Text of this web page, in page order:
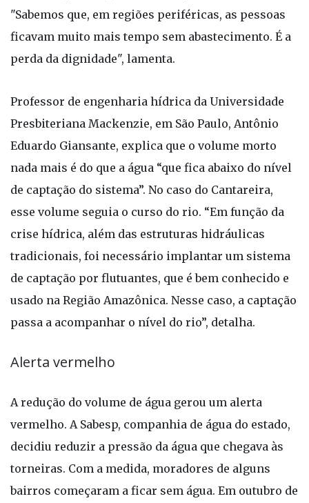
"Sabemos que, em regiões periféricas, as pessoas
ficavam muito mais tempo sem abastecimento. É a
perda da dignidade", lamenta.
Professor de engenharia hídrica da Universidade
Presbiteriana Mackenzie, em São Paulo, Antônio
Eduardo Giansante, explica que o volume morto
nada mais é do que a água “que fica abaixo do nível
de captação do sistema”. No caso do Cantareira,
esse volume seguia o curso do rio. “Em função da
crise hídrica, além das estruturas hidráulicas
tradicionais, foi necessário implantar um sistema
de captação por flutuantes, que é bem conhecido e
usado na Região Amazônica. Nesse caso, a captação
passa a acompanhar o nível do rio”, detalha.
Alerta vermelho
A redução do volume de água gerou um alerta
vermelho. A Sabesp, companhia de água do estado,
decidiu reduzir a pressão da água que chegava às
torneiras. Com a medida, moradores de alguns
bairros começaram a ficar sem água. Em outubro de